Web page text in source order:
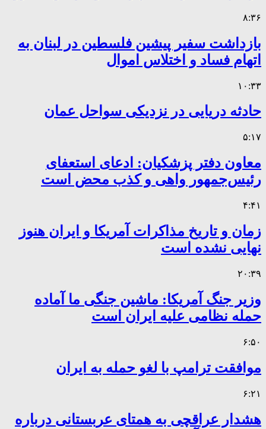
۸:۳۶
بازداشت سفیر پیشین فلسطین در لبنان به
اتهام فساد و اختلاس اموال
۱۰:۳۳
حادثه دریایی در نزدیکی سواحل عمان
۵:۱۷
معاون دفتر پزشکیان: ادعای استعفای
رئیس‌جمهور واهی و کذب محض است
۴:۴۱
زمان و تاریخ مذاکرات آمریکا و ایران هنوز
نهایی نشده است
۲۰:۳۹
وزیر جنگ آمریکا: ماشین جنگی ما آماده
حمله نظامی علیه ایران است
۶:۵۰
موافقت ترامپ با لغو حمله به ایران
۶:۲۱
هشدار عراقچی به همتای عربستانی درباره